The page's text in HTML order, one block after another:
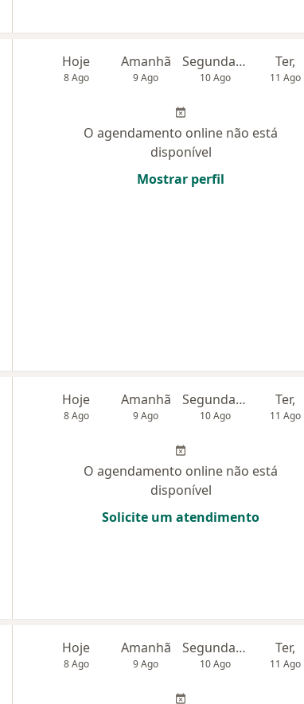
Hoje
8 Ago
Amanhã
9 Ago
Segunda-feira
10 Ago
Ter,
11 Ago
O agendamento online não está
disponível
Mostrar perfil
Hoje
8 Ago
Amanhã
9 Ago
Segunda-feira
10 Ago
Ter,
11 Ago
O agendamento online não está
disponível
Solicite um atendimento
Hoje
8 Ago
Amanhã
9 Ago
Segunda-feira
10 Ago
Ter,
11 Ago